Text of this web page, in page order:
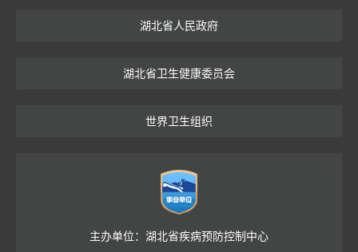
湖北省人民政府
湖北省卫生健康委员会
世界卫生组织
主办单位：湖北省疾病预防控制中心